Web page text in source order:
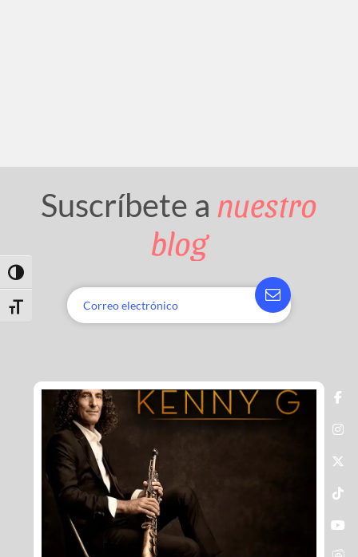
Toggle High Contrast
Toggle Font size
Suscríbete a nuestro
blog